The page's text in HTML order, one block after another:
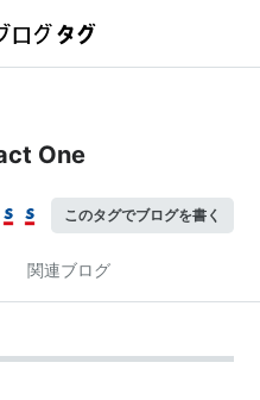
One
このタグでブログを書く
関連ブログ